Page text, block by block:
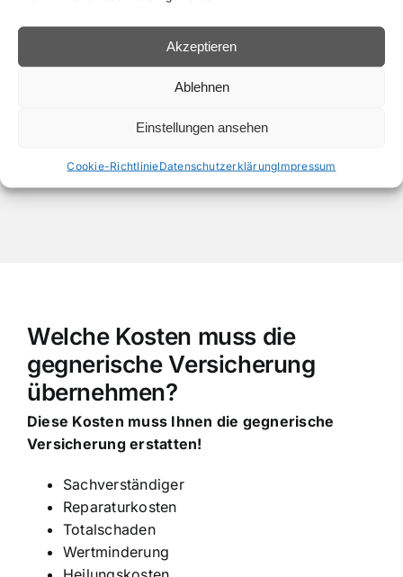
Akzeptieren
Ablehnen
Einstellungen ansehen
Cookie-RichtlinieDatenschutzerklärungImpressum
• Schnell und unkompliziert
Welche Kosten muss die
gegnerische Versicherung
übernehmen?
Diese Kosten muss Ihnen die gegnerische
Versicherung erstatten!
Sachverständiger
Reparaturkosten
Totalschaden
Wertminderung